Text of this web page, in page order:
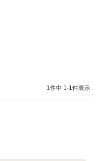
1件中 1-1件表示